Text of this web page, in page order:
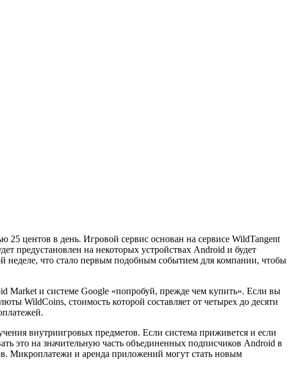
25 центов в день. Игровой сервис основан на сервисе WildTangent
предустановлен на некоторых устройствах Android и будет
неделе, что стало первым подобным событием для компании, чтобы
Market и системе Google «попробуй, прежде чем купить». Если вы
WildCoins, стоимость которой составляет от четырех до десяти
внутриигровых предметов. Если система приживется и если
это на значительную часть объединенных подписчиков Android в
Микроплатежи и аренда приложений могут стать новым